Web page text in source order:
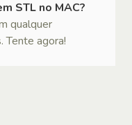
STL no MAC?
qualquer
Tente agora!